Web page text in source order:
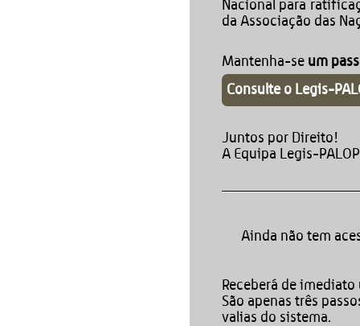
Nacional para
da Associação das
Mantenha-se um
Consulte o Legis-
Juntos por Direito!
A Equipa Legis-
Ainda não tem
Receberá de
São apenas três
valias do sistema.